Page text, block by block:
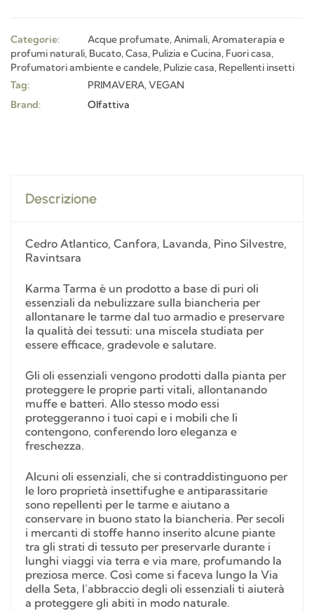
Categorie: Acque profumate,Animali,Aromaterapia e
profumi naturali, Bucato,Casa, Pulizia e Cucina, Fuori casa,
Profumatori ambiente e candele, Pulizie casa, Repellenti insetti
Tag:
PRIMAVERA,VEGAN
Brand:
Olfattiva
Descrizione
Cedro Atlantico, Canfora, Lavanda, Pino Silvestre,
Ravintsara
Karma Tarma è un prodotto a base di puri oli
essenziali da nebulizzare sulla biancheria per
allontanare le tarme dal tuo armadio e preservare
la qualità dei tessuti: una miscela studiata per
essere efficace, gradevole e salutare.
Gli oli essenziali vengono prodotti dalla pianta per
proteggere le proprie parti vitali, allontanando
muffe e batteri. Allo stesso modo essi
proteggeranno i tuoi capi e i mobili che li
contengono, conferendo loro eleganza e
freschezza.
Alcuni oli essenziali, che si contraddistinguono per
le loro proprietà insettifughe e antiparassitarie
sono repellenti per le tarme e aiutano a
conservare in buono stato la biancheria. Per secoli
i mercanti di stoffe hanno inserito alcune piante
tra gli strati di tessuto per preservarle durante i
lunghi viaggi via terra e via mare, profumando la
preziosa merce. Così come si faceva lungo la Via
della Seta, l’abbraccio degli oli essenziali ti aiuterà
a proteggere gli abiti in modo naturale.